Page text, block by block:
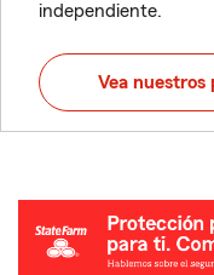
independiente.
Vea nuestros